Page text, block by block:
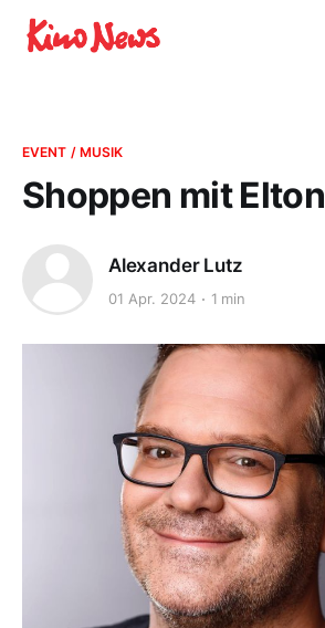
EVENT / MUSIK
Shoppen mit Elton
Alexander Lutz
01 Apr. 2024 1 min